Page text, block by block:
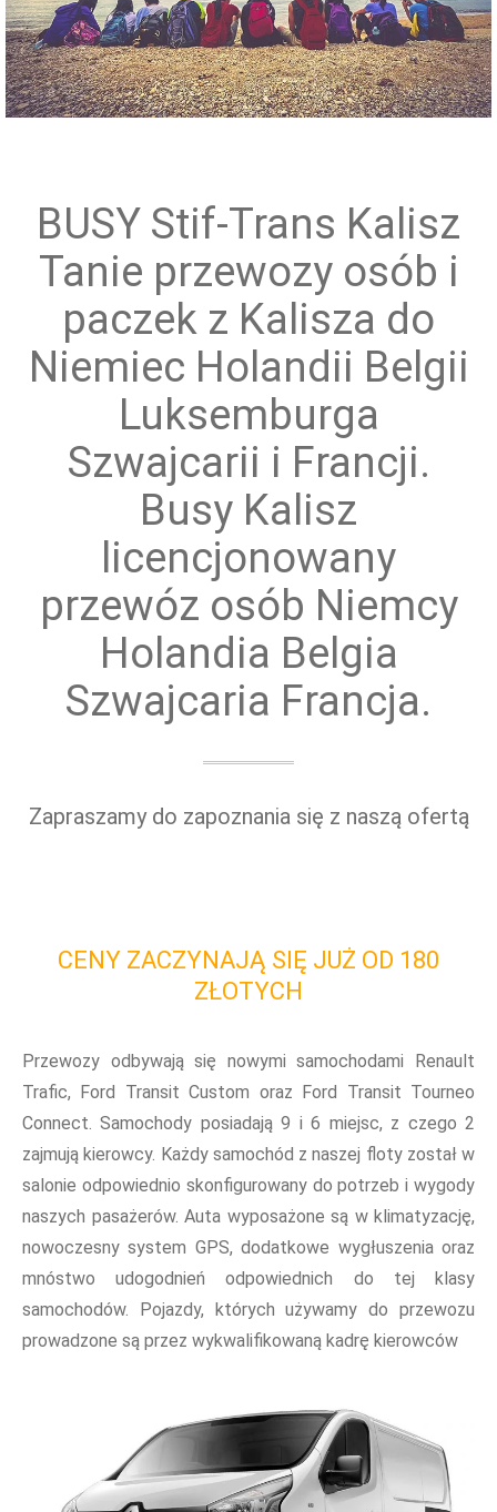
Przewóz grup zorganizowanych
BUSY Stif-Trans Kalisz
Tanie przewozy osób i
paczek z Kalisza do
Niemiec Holandii Belgii
Luksemburga
Szwajcarii i Francji.
Busy Kalisz
licencjonowany
przewóz osób Niemcy
Holandia Belgia
Szwajcaria Francja.
Zapraszamy do zapoznania się z naszą ofertą
CENY ZACZYNAJĄ SIĘ JUŻ OD 180
ZŁOTYCH
Przewozy odbywają się nowymi samochodami Renault
Trafic, Ford Transit Custom oraz Ford Transit Tourneo
Connect. Samochody posiadają 9 i 6 miejsc, z czego 2
zajmują kierowcy. Każdy samochód z naszej floty został w
salonie odpowiednio skonfigurowany do potrzeb i wygody
naszych pasażerów. Auta wyposażone są w klimatyzację,
nowoczesny system GPS, dodatkowe wygłuszenia oraz
mnóstwo udogodnień odpowiednich do tej klasy
samochodów. Pojazdy, których używamy do przewozu
prowadzone są przez wykwalifikowaną kadrę kierowców